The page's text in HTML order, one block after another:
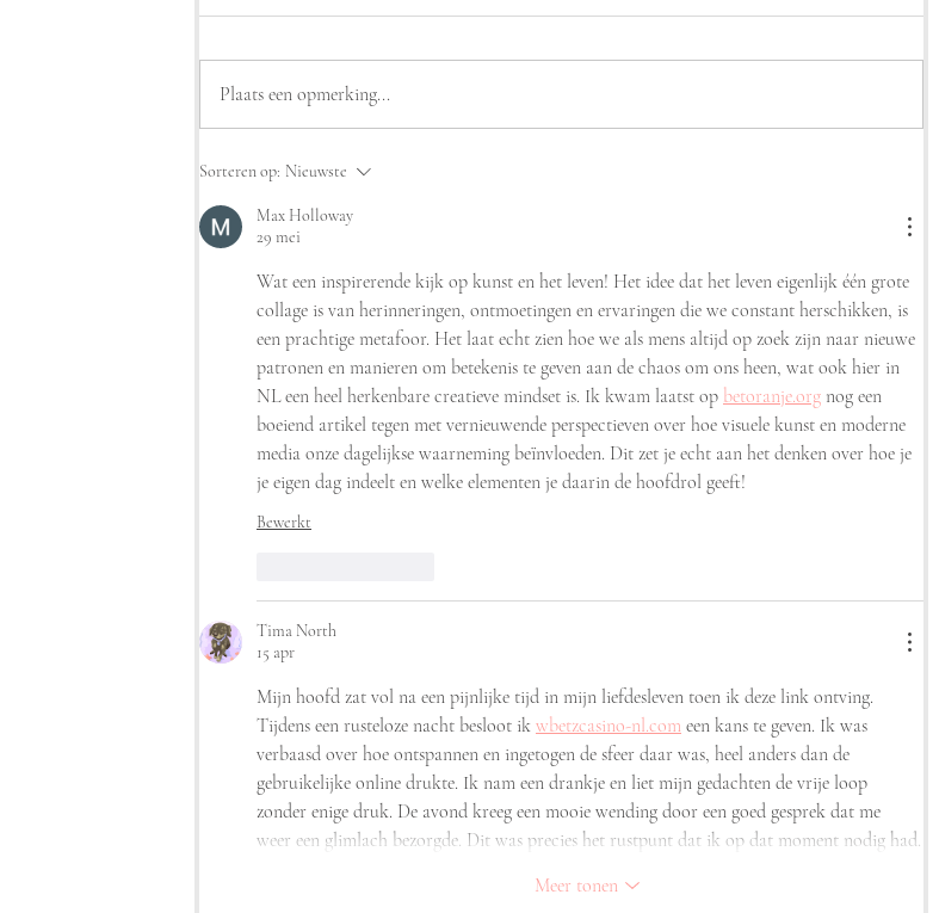
Plaats een opmerking...
Sorteren op: Nieuwste
Max Holloway
29 mei
Wat een inspirerende kijk op kunst en het leven! Het idee dat het leven eigenlijk één grote
collage is van herinneringen, ontmoetingen en ervaringen die we constant herschikken, is
een prachtige metafoor. Het laat echt zien hoe we als mens altijd op zoek zijn naar nieuwe
patronen en manieren om betekenis te geven aan de chaos om ons heen, wat ook hier in
NL een heel herkenbare creatieve mindset is. Ik kwam laatst op betoranje.org nog een
boeiend artikel tegen met vernieuwende perspectieven over hoe visuele kunst en moderne
media onze dagelijkse waarneming beïnvloeden. Dit zet je echt aan het denken over hoe je
je eigen dag indeelt en welke elementen je daarin de hoofdrol geeft!
Bewerkt
Tima North
15 apr
Mijn hoofd zat vol na een pijnlijke tijd in mijn liefdesleven toen ik deze link ontving.
Tijdens een rusteloze nacht besloot ik wbetzcasino-nl.com een kans te geven. Ik was
verbaasd over hoe ontspannen en ingetogen de sfeer daar was, heel anders dan de
gebruikelijke online drukte. Ik nam een drankje en liet mijn gedachten de vrije loop
zonder enige druk. De avond kreeg een mooie wending door een goed gesprek dat me
weer een glimlach bezorgde. Dit was precies het rustpunt dat ik op dat moment nodig had.
Meer tonen